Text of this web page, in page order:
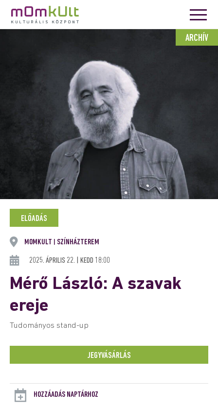
ARCHÍV
ELŐADÁS
MOMKULT SZÍNHÁZTEREM
2025. ÁPRILIS 22. | KEDD 18:00
Mérő László: A szavak
ereje
Tudományos stand-up
JEGYVÁSÁRLÁS
HOZZÁADÁS NAPTÁRHOZ